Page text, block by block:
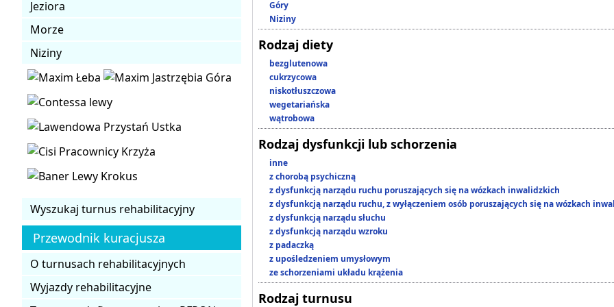
Jeziora
Morze
Niziny
Wyszukaj turnus rehabilitacyjny
Przewodnik kuracjusza
O turnusach rehabilitacyjnych
Wyjazdy rehabilitacyjne
Góry
Niziny
Rodzaj diety
bezglutenowa
cukrzycowa
niskotłuszczowa
wegetariańska
wątrobowa
Rodzaj dysfunkcji lub schorzenia
inne
z chorobą psychiczną
z dysfunkcją narządu ruchu poruszających się na wózkach inwalidzkich
z dysfunkcją narządu ruchu, z wyłączeniem osób poruszających się na wózkach
z dysfunkcją narządu słuchu
z dysfunkcją narządu wzroku
z padaczką
z upośledzeniem umysłowym
ze schorzeniami układu krążenia
Rodzaj turnusu